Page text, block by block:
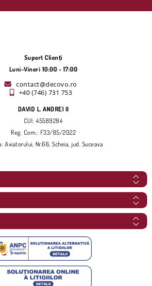
Suport Clienți
Luni-Vineri 10:00 - 17:00
contact@decovo.ro
+40 (746) 731 753
DAVID L. ANDREI II
CUI: 45589284
Reg. Com.: F33/85/2022
Aviatorului, Nr.66, Scheia, jud. Suceava